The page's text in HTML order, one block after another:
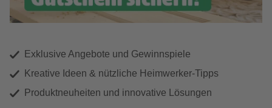
Exklusive Angebote und Gewinnspiele
Kreative Ideen & nützliche Heimwerker-Tipps
Produktneuheiten und innovative Lösungen